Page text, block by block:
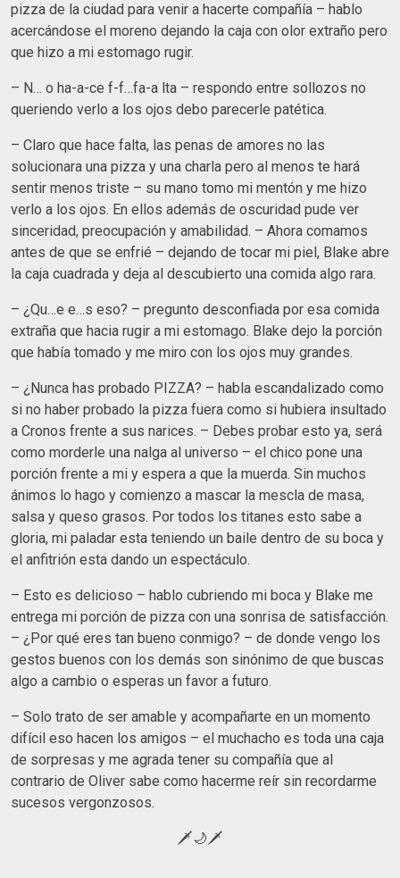
pizza de la ciudad para venir a hacerte compañía – hablo
acercándose el moreno dejando la caja con olor extraño pero
que hizo a mi estomago rugir.
– N… o ha-a-ce f-f…fa-a lta – respondo entre sollozos no
queriendo verlo a los ojos debo parecerle patética.
– Claro que hace falta, las penas de amores no las
solucionara una pizza y una charla pero al menos te hará
sentir menos triste – su mano tomo mi mentón y me hizo
verlo a los ojos. En ellos además de oscuridad pude ver
sinceridad, preocupación y amabilidad. – Ahora comamos
antes de que se enfrié – dejando de tocar mi piel, Blake abre
la caja cuadrada y deja al descubierto una comida algo rara.
– ¿Qu…e e…s eso? – pregunto desconfiada por esa comida
extraña que hacia rugir a mi estomago. Blake dejo la porción
que había tomado y me miro con los ojos muy grandes.
– ¿Nunca has probado PIZZA? – habla escandalizado como
si no haber probado la pizza fuera como si hubiera insultado
a Cronos frente a sus narices. – Debes probar esto ya, será
como morderle una nalga al universo – el chico pone una
porción frente a mi y espera a que la muerda. Sin muchos
ánimos lo hago y comienzo a mascar la mescla de masa,
salsa y queso grasos. Por todos los titanes esto sabe a
gloria, mi paladar esta teniendo un baile dentro de su boca y
el anfitrión esta dando un espectáculo.
– Esto es delicioso – hablo cubriendo mi boca y Blake me
entrega mi porción de pizza con una sonrisa de satisfacción.
– ¿Por qué eres tan bueno conmigo? – de donde vengo los
gestos buenos con los demás son sinónimo de que buscas
algo a cambio o esperas un favor a futuro.
– Solo trato de ser amable y acompañarte en un momento
difícil eso hacen los amigos – el muchacho es toda una caja
de sorpresas y me agrada tener su compañía que al
contrario de Oliver sabe como hacerme reír sin recordarme
sucesos vergonzosos.
🗡🌙🗡